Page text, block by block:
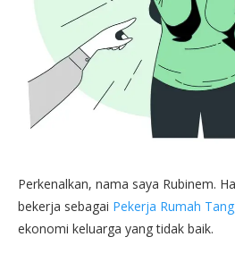
Perkenalkan, nama saya Rubinem.
bekerja sebagai Pekerja Rumah
ekonomi keluarga yang tidak baik.